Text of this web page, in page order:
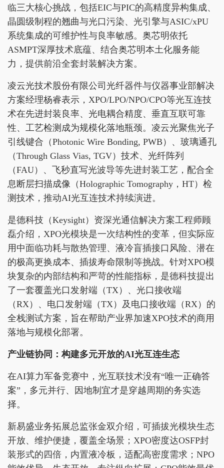
临三大核心挑战，包括EIC与PIC的高精度异构集成、
晶圆级制程的翘曲与光口污染、光引擎与ASIC/xPU
系统集成的可维护性与良率敏感。奥芯明依托
ASMPT深厚技术底蕴、结合奥芯明本土化服务能
力，提供前沿全套封装解决方案。
凌云光技术股份有限公司光纤器件与仪器事业部解决
方案经理杨睿表示，XPO/LPO/NPO/CPO等光互连技
术在先进封装良率、光电耦合精度、垂直互联可靠
性、工艺检测成为规模化落地瓶颈。凌云光聚焦光子
引线键合（Photonic Wire Bonding, PWB）、玻璃通孔
（Through Glass Vias, TGV）技术、光纤阵列
（FAU）、飞秒直写光波导等先进封装工艺，配合全
息断层扫描成像（Holographic Tomography，HT）检
测技术，推动AI光互连技术持续演进。
是德科技（Keysight）资深光通信解决方案工程师顾
磊介绍，XPO光模块是一次结构性的变革，但实际应
用中面临功耗与散热管理、液冷盲插接口风险、潜在
的极高更换成本、插拔寿命限制等挑战。针对XPO模
块复杂的内部结构和严苛的性能指标，是德科技提出
了一套覆盖光口发射端（TX）、光口接收端
（RX）、电口发射端（TX）及电口接收端（RX）的
全栈测试方案，旨在帮助产业界加速XPO技术的商用
落地与规模化部署。
产业链协同：构建多元开放的AI光互连生态
在AI算力军备竞赛中，光互联技术没有“唯一正确答
案”，多元并行、因地制宜才是穿越周期的务实选
择。
新易盛业务拓展总监张金双介绍，可插拔光模块生态
开放、维护便捷，覆盖全场景；XPO密度达OSFP封
装形式的四倍，内置液冷板，适配高密度需求；NPO